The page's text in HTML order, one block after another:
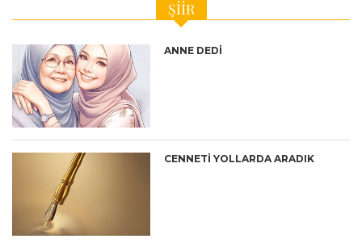
ŞIIR
ANNE DEDİ
CENNETİ YOLLARDA ARADIK